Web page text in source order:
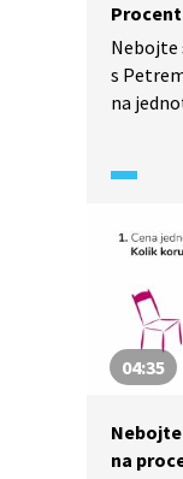
Nebojte
s
na
řešit
04:35
na